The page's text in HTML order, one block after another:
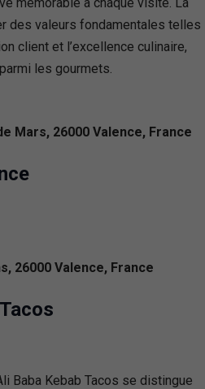
mémorable à chaque visite. La
des valeurs fondamentales telles
client et l’excellence culinaire,
les gourmets.
Mars, 26000 Valence, France
26000 Valence, France
Baba Kebab Tacos se distingue